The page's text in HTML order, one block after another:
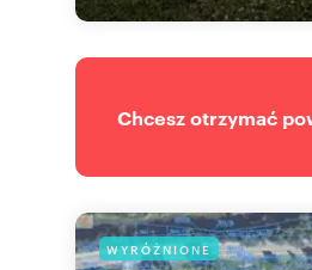
Chcesz otrzymać
WYRÓŻNIONE